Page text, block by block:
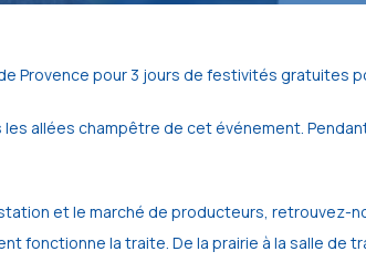
Provence pour 3 jours de festivités gratuites
les allées champêtre de cet événement.
et le marché de producteurs, retrouvez-
fonctionne la traite. De la prairie à la salle de